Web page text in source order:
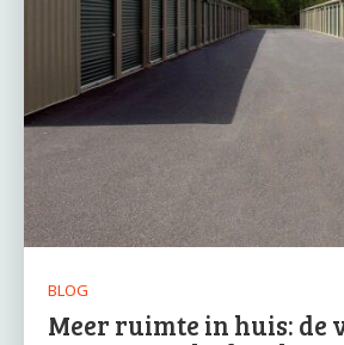
BLOG
Meer ruimte in huis: de